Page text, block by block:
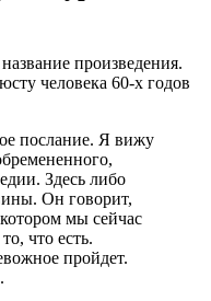
произведения.
человека 60-х годов
послание. Я вижу
Здесь либо
Он говорит,
мы сейчас
что есть.
пройдет.